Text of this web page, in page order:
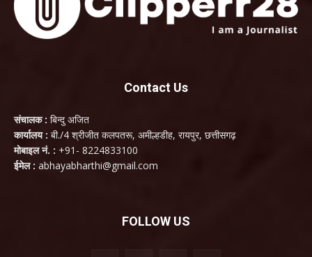
Contact Us
संचालक : बिन्दु अजित
कार्यालय : बी./4 श्रीजीत कलपतरू, अमील्हडीह, रायपुर, छत्तीसगढ़
मोबाइल नं. : +91- 8224833100
ईमेल : abhayabharthi@gmail.com
FOLLOW US